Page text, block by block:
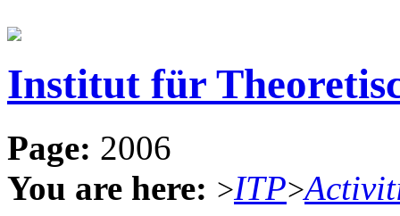
Institut für
Page: 2006
You are here: >ITP>